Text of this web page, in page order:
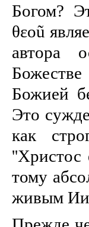
Богом?
θεοũ
автора
Божией
Это
как
''Христос
тому
живым